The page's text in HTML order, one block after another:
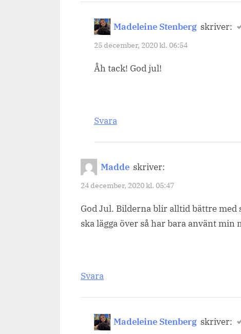
Madeleine Stenberg skriver:
25 december, 2020 kl. 06:54
Åh tack! God jul!
Svara
Madde skriver:
24 december, 2020 kl. 05:47
God Jul. Bilderna blir alltid bättre
ska lägga över så har bara använt min
Svara
Madeleine Stenberg skriver: